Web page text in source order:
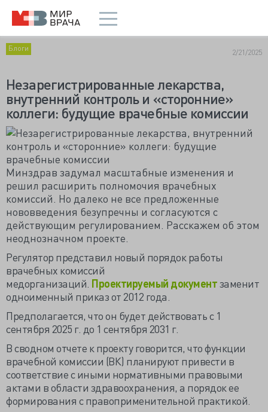
Блоги 2/21/2025
Незарегистрированные лекарства,
внутренний контроль и «сторонние»
коллеги: будущие врачебные комиссии
Минздрав задумал масштабные изменения и
решил расширить полномочия врачебных
комиссий. Но далеко не все предложенные
нововведения безупречны и согласуются с
действующим регулированием. Расскажем об этом
неоднозначном проекте.
Регулятор представил новый порядок работы
врачебных комиссий
медорганизаций. Проектируемый документзаменит
одноименный приказот 2012 года.
Предполагается, что он будет действовать с 1
сентября 2025 г. до 1 сентября 2031 г.
В сводном отчете к проекту говорится, что функции
врачебной комиссии (ВК) планируют привести в
соответствие с иными нормативными правовыми
актами в области здравоохранения, а порядок ее
формирования с правоприменительной практикой.